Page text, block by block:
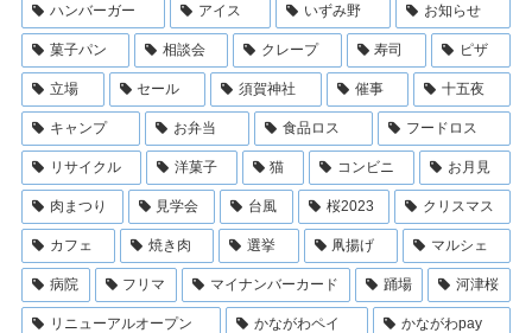
ハンバーガー アイス いずみ野 お知らせ
菓子パン 相談会 クレープ 寿司 ピザ
立場 セール 須賀神社 催事 十五夜
キャンプ お弁当 食品ロス フードロス
リサイクル 洋菓子 猫 コンビニ お月見
肉まつり 見学会 台風 桜2023 クリスマス
カフェ 焼き肉 選挙 凧揚げ マルシェ
病院 フリマ マイナンバーカード 踊場 河津桜
リニューアルオープン かながわペイ かながわpay